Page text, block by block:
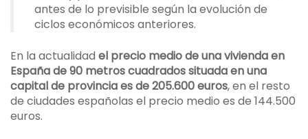
antes de lo previsible según la evolución de
ciclos económicos anteriores.
En la actualidad el precio medio de una vivienda en
España de 90 metros cuadrados situada en una
capital de provincia es de 205.600 euros, en el resto
de ciudades españolas el precio medio es de 144.500
euros.